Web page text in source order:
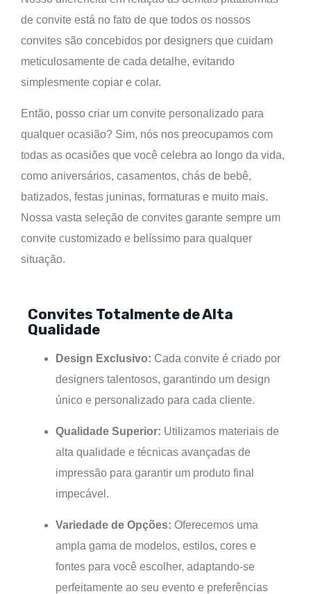
de convite está no fato de que todos os nossos
convites são concebidos por designers que cuidam
meticulosamente de cada detalhe, evitando
simplesmente copiar e colar.
Então, posso criar um convite personalizado para
qualquer ocasião? Sim, nós nos preocupamos com
todas as ocasiões que você celebra ao longo da vida,
como aniversários, casamentos, chás de bebê,
batizados, festas juninas, formaturas e muito mais.
Nossa vasta seleção de convites garante sempre um
convite customizado e belíssimo para qualquer
situação.
Convites Totalmente de Alta
Qualidade
Design Exclusivo: Cada convite é criado por
designers talentosos, garantindo um design
único e personalizado para cada cliente.
Qualidade Superior: Utilizamos materiais de
alta qualidade e técnicas avançadas de
impressão para garantir um produto final
impecável.
Variedade de Opções: Oferecemos uma
ampla gama de modelos, estilos, cores e
fontes para você escolher, adaptando-se
perfeitamente ao seu evento e preferências